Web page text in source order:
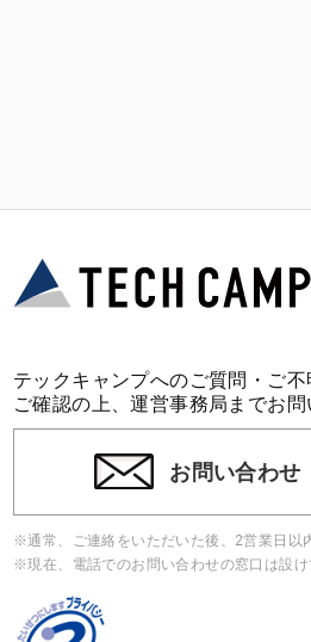
テックキャンプへのご質問・ご不
ご確認の上、運営事務局までお問
お問い合わせ
※通常、ご連絡をいただいた後、2営業日以
※現在、電話でのお問い合わせの窓口は設け